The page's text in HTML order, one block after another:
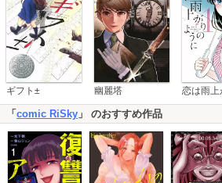
ギフト± 幽麗塔
「 comic RiSky 」 のおすすめ作品